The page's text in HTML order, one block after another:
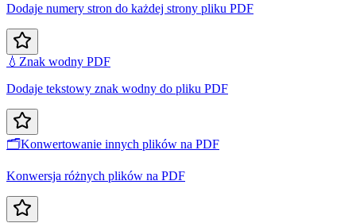
Dodaje numery stron do każdej strony pliku PDF
💧 Znak wodny PDF
Dodaje tekstowy znak wodny do pliku PDF
🗂️Konwertowanie innych plików na PDF
Konwersja różnych plików na PDF